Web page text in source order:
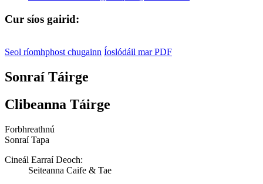
Cur síos gairid:
Seol ríomhphost chugainn Íoslódáil mar PDF
Sonraí Táirge
Clibeanna Táirge
Forbhreathnú
Sonraí Tapa
Cineál Earraí Deoch:
Seiteanna Caife & Tae